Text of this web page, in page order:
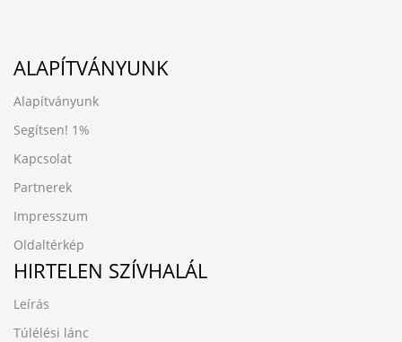
ALAPÍTVÁNYUNK
Alapítványunk
Segítsen! 1%
Kapcsolat
Partnerek
Impresszum
Oldaltérkép
HIRTELEN SZÍVHALÁL
Leírás
Túlélési lánc